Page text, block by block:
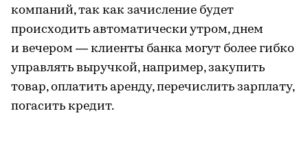
компаний, так как зачисление будет
происходить автоматически утром, днем
и вечером — клиенты банка могут более гибко
управлять выручкой, например, закупить
товар, оплатить аренду, перечислить зарплату,
погасить кредит.